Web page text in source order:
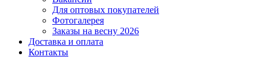
Для оптовых покупателей
Фотогалерея
Заказы на весну 2026
Доставка и оплата
Контакты